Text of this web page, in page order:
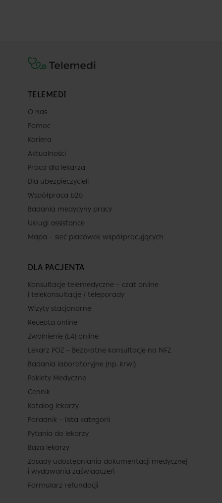
TELEMEDI
O nas
Pomoc
Kariera
Aktualności
Praca dla lekarza
Dla ubezpieczycieli
Współpraca b2b
Badania medycyny pracy
Usługi assistance
Mapa – sieć placówek współpracujących
DLA PACJENTA
Konsultacje telemedyczne – czat online
i telekonsultacje / teleporady
Wizyty stacjonarne
Recepta online
Zwolnienie (L4) online
Lekarz POZ – Bezpłatne konsultacje na NFZ
Badania laboratoryjne (np. krwi)
Pakiety Medyczne
Cennik
Katalog lekarzy
Poradnik – lista kategorii
Pytania do lekarzy
Baza lekarzy
Zasady udostępniania dokumentacji medycznej
i wydawania zaświadczeń
Formularz refundacji